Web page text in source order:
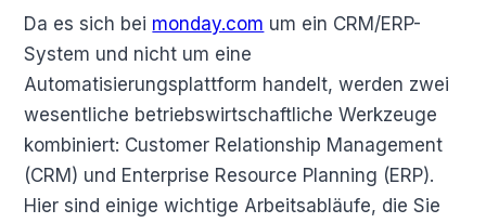
Da es sich bei monday.com um ein CRM/ERP-
System und nicht um eine
Automatisierungsplattform handelt, werden zwei
wesentliche betriebswirtschaftliche Werkzeuge
kombiniert: Customer Relationship Management
(CRM) und Enterprise Resource Planning (ERP).
Hier sind einige wichtige Arbeitsabläufe, die Sie